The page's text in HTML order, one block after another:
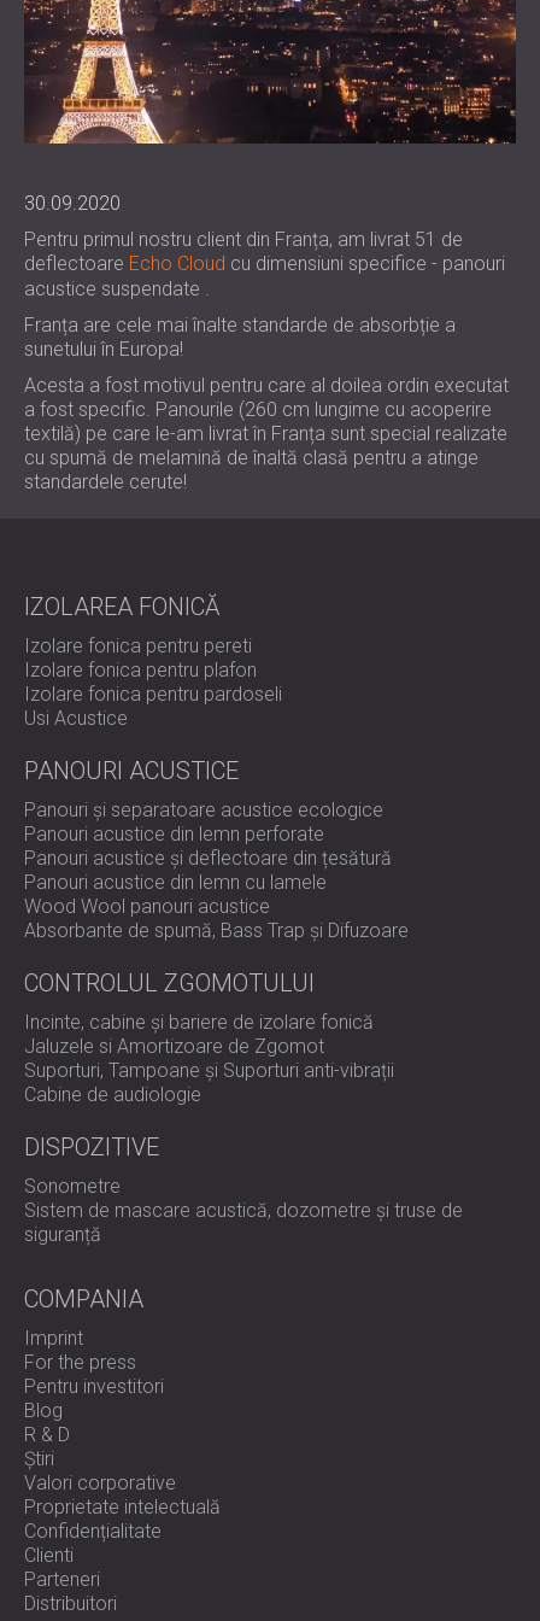
WOOD WOOL PANOURI ACUSTICE
ABSORBANTE DE SPUMĂ, BASS TRAP ȘI
DIFUZOARE
PANOURI ACUSTICE ȘI PANOURI
FONOABSORBANTE
BLOG
R & D
ȘTIRI
VIDEO
REFERINȚE
SECTOARE DE ACTIVITATE
IZOLATIE FONICA SI ACUSTICA PENTRU
CLADIRI REZIDENTIALE
IZOLARE FONICĂ & SOLUȚII ACUSTICE
IZOLARE FONICA & PANOURI ACUSTICE
IZOLAREA FONICĂ A MAȘINILOR,
ECHIPAMENTELOR, GENERATOARELOR ȘI
UNITĂȚILOR DE RĂCIRE
IZOLARE FONICA & SOLUȚII ACUSTICE
PENTRU STUDIOURI PROFESIONALE
SOLUȚII ACUSTICE PENTRU UNITĂȚI DE
TESTARE ȘI LABORATOARE
IZOLARE FONICA & PANOURI ACUSTICE
IZOLARE FONICA & PANOURI ACUSTICE
PENTRU SĂLI ȘI TEATRE
SOLUȚII DE IZOLARE FONICĂ ȘI ACUSTICĂ
PENTRU SPAȚII COMERCIALE
IZOLARE FONICĂ ȘI ACUSTICĂ PENTRU
IZOLARE FONICA & PANOURI ACUSTICE
PENTRU UNITATILE DE ÎNGRIJIRE
MEDICALĂ
SOLUȚII DE IZOLARE FONICĂ ȘI ACUSTICĂ
PENTRU SECTORUL AUDIOLOGIE
SOLUȚII DE IZOLARE FONICĂ ȘI ACUSTICĂ
SERVICII
CONSULTANTA ACUSTICA
INGINERIE ACUSTICA
MASURATORI
SUPRAVEGHEREA PROIECTELOR
EXECUTIA PROIECTULUI
CONTACTE
DOWNLOAD AREA
ROMÂNIA (RO)
БЪЛГАРИЯ (BG)
GREAT BRITAIN (GB)
DEUTSCHLAND (DE)
FINLAND (FI)
РОССИЯ (RU)
USA (US)
SOUTH AFRICA (ZA)
CAUTA
30.09.2020
Pentru primul nostru client din Franța, am livrat 51 de
deflectoare Echo Cloud cu dimensiuni specifice - panouri
acustice suspendate .
Franța are cele mai înalte standarde de absorbție a
sunetului în Europa!
Acesta a fost motivul pentru care al doilea ordin executat
a fost specific. Panourile (260 cm lungime cu acoperire
textilă) pe care le-am livrat în Franța sunt special realizate
cu spumă de melamină de înaltă clasă pentru a atinge
standardele cerute!
IZOLAREA FONICĂ
Izolare fonica pentru pereti
Izolare fonica pentru plafon
Izolare fonica pentru pardoseli
Usi Acustice
PANOURI ACUSTICE
Panouri și separatoare acustice ecologice
Panouri acustice din lemn perforate
Panouri acustice și deflectoare din țesătură
Panouri acustice din lemn cu lamele
Wood Wool panouri acustice
Absorbante de spumă, Bass Trap și Difuzoare
CONTROLUL ZGOMOTULUI
Incinte, cabine și bariere de izolare fonică
Jaluzele si Amortizoare de Zgomot
Suporturi, Tampoane și Suporturi anti-vibrații
Cabine de audiologie
DISPOZITIVE
Sonometre
Sistem de mascare acustică, dozometre și truse de
siguranță
COMPANIA
Imprint
For the press
Pentru investitori
Blog
R & D
Știri
Valori corporative
Proprietate intelectuală
Confidențialitate
Clienti
Parteneri
Distribuitori